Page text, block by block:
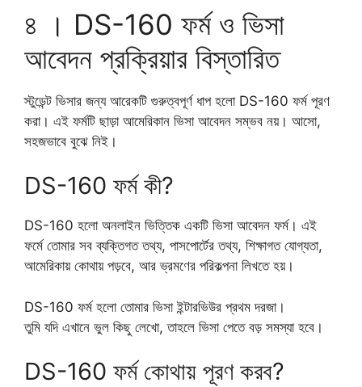
৪ । DS-160 ফর্ম ও ভিসা
আবেদন প্রক্রিয়ার বিস্তারিত
স্টুডেন্ট ভিসার জন্য আরেকটি গুরুত্বপূর্ণ ধাপ হলো DS-160 ফর্ম পূরণ
করা। এই ফর্মটি ছাড়া আমেরিকান ভিসা আবেদন সম্ভব নয়। আসো,
সহজভাবে বুঝে নিই।
DS-160 ফর্ম কী?
DS-160 হলো অনলাইন ভিত্তিক একটি ভিসা আবেদন ফর্ম। এই
ফর্মে তোমার সব ব্যক্তিগত তথ্য, পাসপোর্টের তথ্য, শিক্ষাগত যোগ্যতা,
আমেরিকায় কোথায় পড়বে, আর ভ্রমণের পরিকল্পনা লিখতে হয়।
DS-160 ফর্ম হলো তোমার ভিসা ইন্টারভিউর প্রথম দরজা।
তুমি যদি এখানে ভুল কিছু লেখো, তাহলে ভিসা পেতে বড় সমস্যা হবে।
DS-160 ফর্ম কোথায় পূরণ করব?